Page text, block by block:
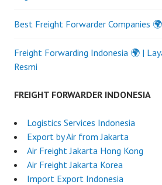
Best Freight Forwarder Companies
Freight Forwarding Indonesia 🌍 |
Resmi
FREIGHT FORWARDER INDONESIA
Logistics Services Indonesia
Export by Air from Jakarta
Air Freight Jakarta Hong Kong
Air Freight Jakarta Korea
Import Export Indonesia